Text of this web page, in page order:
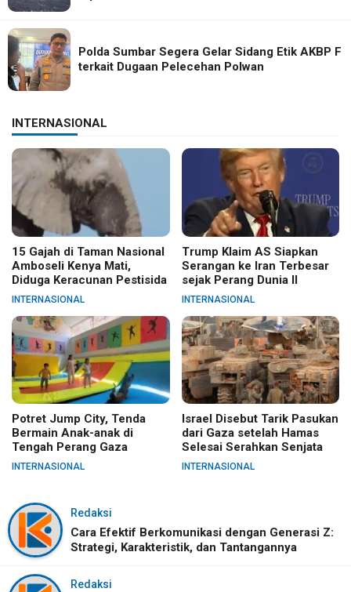
Polda Sumbar Segera Gelar Sidang Etik AKBP F
terkait Dugaan Pelecehan Polwan
INTERNASIONAL
15 Gajah di Taman Nasional
Amboseli Kenya Mati,
Diduga Keracunan Pestisida
INTERNASIONAL
Trump Klaim AS Siapkan
Serangan ke Iran Terbesar
sejak Perang Dunia II
INTERNASIONAL
Potret Jump City, Tenda
Bermain Anak-anak di
Tengah Perang Gaza
INTERNASIONAL
Israel Disebut Tarik Pasukan
dari Gaza setelah Hamas
Selesai Serahkan Senjata
INTERNASIONAL
Redaksi
Cara Efektif Berkomunikasi dengan Generasi Z:
Strategi, Karakteristik, dan Tantangannya
Redaksi